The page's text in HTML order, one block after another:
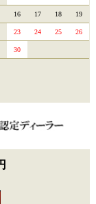
16 17 18 19
23 24 25 26
30